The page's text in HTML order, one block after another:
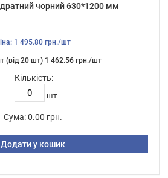
чорний 630*1200 мм
1 495.80 грн./шт
(від 20 шт) 1 462.56 грн./шт
Кількість:
шт
Сума: 0.00 грн.
Додати у кошик